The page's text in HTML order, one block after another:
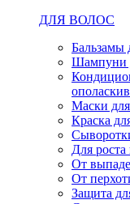
ДЛЯ ВОЛОС
Бальзамы
Шампуни
Маски
Краска
Для роста
От
От
Защита